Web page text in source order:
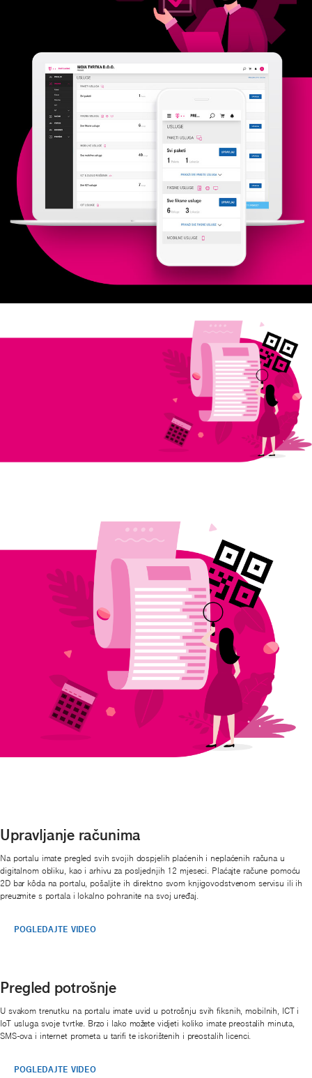
Upravljanje računima
Na portalu imate pregled svih svojih dospjelih plaćenih i neplaćenih računa u
digitalnom obliku, kao i arhivu za posljednjih 12 mjeseci. Plaćajte račune pomoću
2D bar kôda na portalu, pošaljite ih direktno svom knjigovodstvenom servisu ili ih
preuzmite s portala i lokalno pohranite na svoj uređaj.
POGLEDAJTE VIDEO
Pregled potrošnje
U svakom trenutku na portalu imate uvid u potrošnju svih fiksnih, mobilnih, ICT i
IoT usluga svoje tvrtke. Brzo i lako možete vidjeti koliko imate preostalih minuta,
SMS-ova i internet prometa u tarifi te iskorištenih i preostalih licenci.
POGLEDAJTE VIDEO